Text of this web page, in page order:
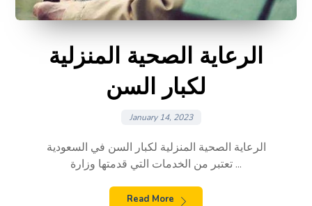
الرعاية الصحية المنزلية
لكبار السن
January 14, 2023
الرعاية الصحية المنزلية لكبار السن في السعودية
تعتبر من الخدمات التي قدمتها وزارة ...
Read More